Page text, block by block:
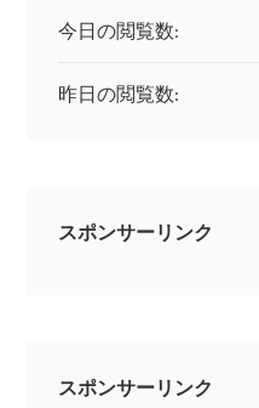
今日の閲覧数:
昨日の閲覧数:
スポンサーリンク
スポンサーリンク